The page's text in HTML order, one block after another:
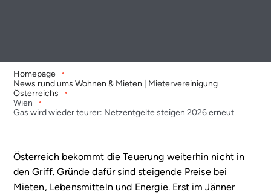
Homepage
News rund ums Wohnen & Mieten | Mietervereinigung
Österreichs
Wien
Gas wird wieder teurer: Netzentgelte steigen 2026 erneut
Österreich bekommt die Teuerung weiterhin nicht in
den Griff. Gründe dafür sind steigende Preise bei
Mieten, Lebensmitteln und Energie. Erst im Jänner